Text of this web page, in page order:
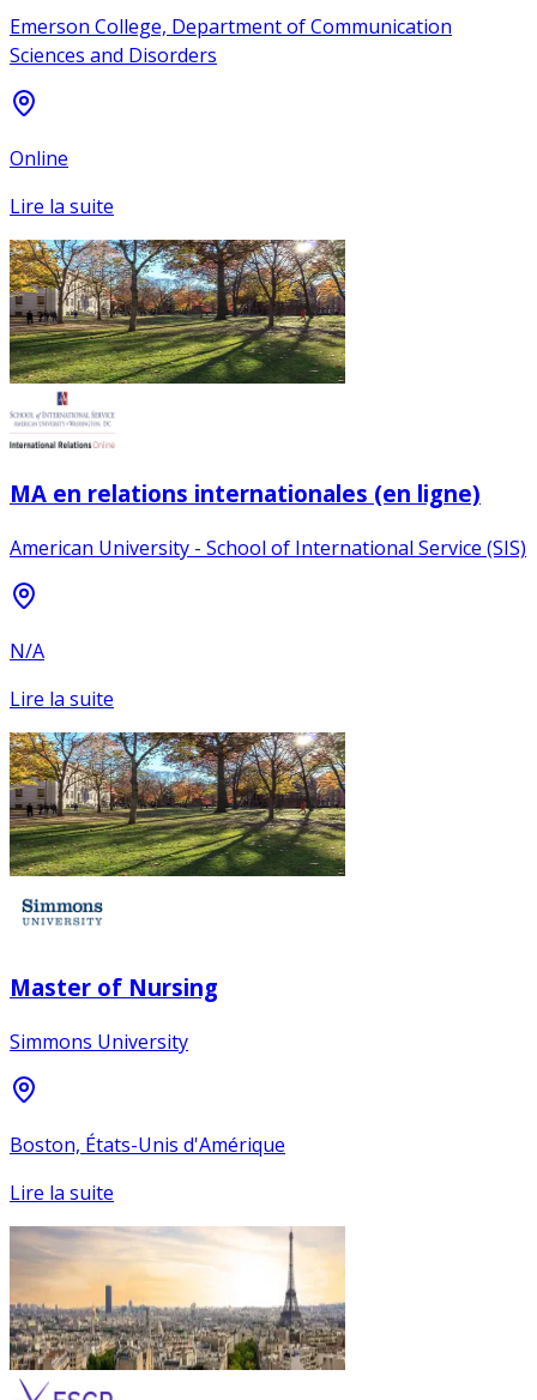
Emerson College, Department of Communication
Sciences and Disorders
Online
Lire la suite
MA en relations internationales (en ligne)
American University - School of International Service (SIS)
N/A
Lire la suite
Master of Nursing
Simmons University
Boston, États-Unis d'Amérique
Lire la suite